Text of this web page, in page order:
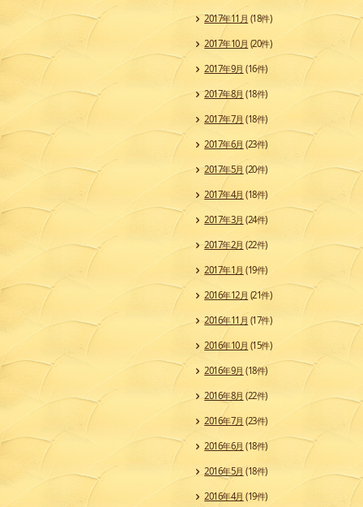
2017年11月 (18件)
2017年10月 (20件)
2017年9月(16件)
2017年8月 (18件)
2017年7月 (18件)
2017年6月 (23件)
2017年5月 (20件)
2017年4月 (18件)
2017年3月 (24件)
2017年2月 (22件)
2017年1月 (19件)
2016年12月(21件)
2016年11月 (17件)
2016年10月 (15件)
2016年9月 (18件)
2016年8月 (22件)
2016年7月 (23件)
2016年6月 (18件)
2016年5月 (18件)
2016年4月 (19件)